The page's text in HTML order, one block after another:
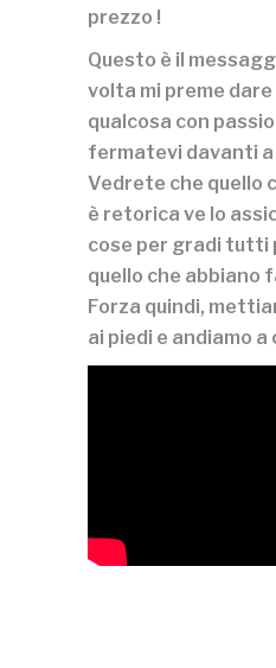
prezzo !
Questo è il
volta mi preme
qualcosa con
fermatevi davanti
Vedrete che quello
è retorica ve lo
cose per gradi tutti
quello che abbiano
Forza quindi,
ai piedi e andiamo a